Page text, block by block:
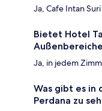
Ja, Cafe Intan
Bietet Hotel
Ja, in jedem
Was gibt es in
Perdana zu